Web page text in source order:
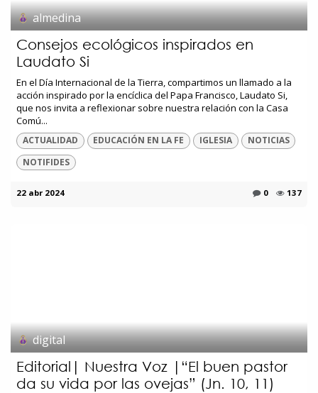
almedina
Consejos ecológicos inspirados en
Laudato Si
En el Día Internacional de la Tierra, compartimos un llamado a la
acción inspirado por la encíclica del Papa Francisco, Laudato Si,
que nos invita a reflexionar sobre nuestra relación con la Casa
Comú...
ACTUALIDAD EDUCACIÓN EN LA FE IGLESIA
NOTICIAS
NOTIFIDES
22 abr 2024 0 137
digital
Editorial| Nuestra Voz |“El buen pastor
da su vida por las ovejas” (Jn. 10, 11)